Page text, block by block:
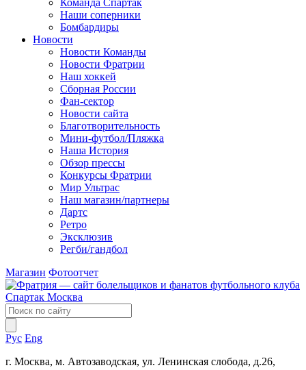
Команда Спартак
Наши соперники
Бомбардиры
Новости
Новости Команды
Новости Фратрии
Наш хоккей
Сборная России
Фан-cектор
Новости сайта
Благотворительность
Мини-футбол/Пляжка
Наша История
Обзор прессы
Конкурсы Фратрии
Мир Ультрас
Наш магазин/партнеры
Дартс
Ретро
Эксклюзив
Регби/гандбол
Магазин Фотоотчет
Рус Eng
г. Москва, м. Автозаводская, ул. Ленинская слобода, д.26,